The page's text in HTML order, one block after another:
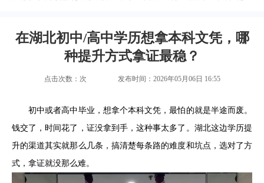
在湖北初中/高中学历想拿本科文凭，哪
种提升方式拿证最稳？
点击次数： 次 发布时间：2026年05月06日 16:55
初中或者高中毕业，想拿个本科文凭，最怕的就是半途而废。
钱交了，时间花了，证没拿到手，这种事太多了。湖北这边学历提
升的渠道其实就那么几条，搞清楚每条路的难度和坑点，选对了方
式，拿证就没那么难。